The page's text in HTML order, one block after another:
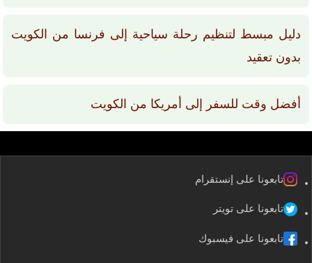
دليل مبسط لتنظيم رحلة سياحية إلى فرنسا من الكويت
بدون تعقيد
أفضل وقت للسفر إلى أمريكا من الكويت
تابعونا على إنستقرام
تابعونا على تويتر
تابعونا على فيسبوك